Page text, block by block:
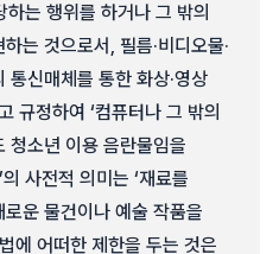
는 행위를 하거나 그 밖의
는 것으로서, 필름·비디오물·
신매체를 통한 화상·영상
규정하여 ‘컴퓨터나 그 밖의
청소년 이용 음란물임을
사전적 의미는 ‘재료를
운 물건이나 예술 작품을
에 어떠한 제한을 두는 것은